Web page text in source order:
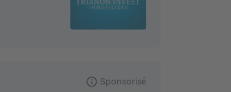
Sponsorisé